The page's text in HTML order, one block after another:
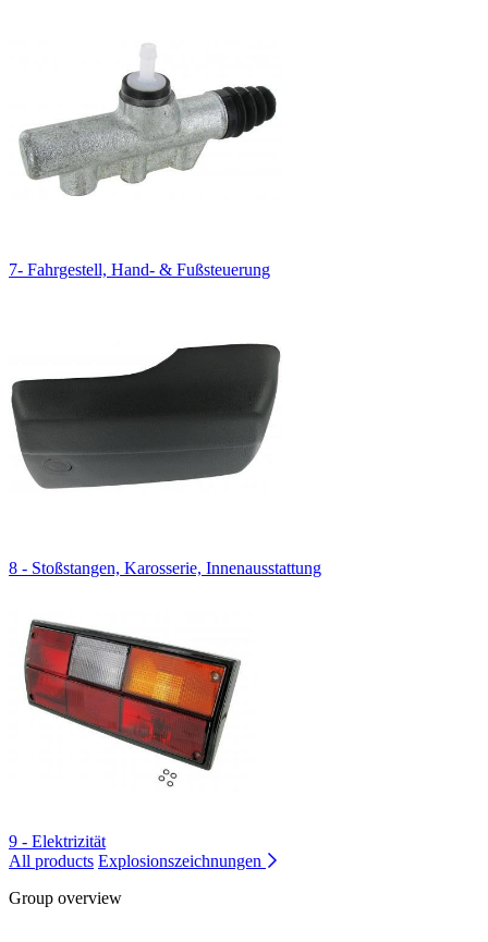
7- Fahrgestell, Hand- & Fußsteuerung
8 - Stoßstangen, Karosserie, Innenausstattung
9 - Elektrizität
All products Explosionszeichnungen
Group overview